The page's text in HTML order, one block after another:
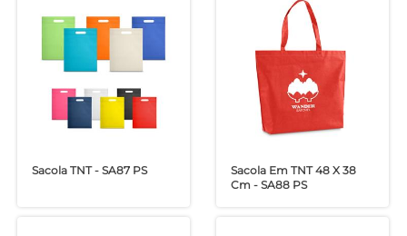
Sacola TNT - SA87 PS
Sacola Em TNT 48 X 38
Cm - SA88 PS